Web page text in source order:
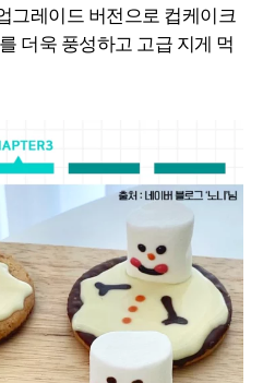
그레이드 버전으로 컵케이크
더욱 풍성하고 고급 지게 먹